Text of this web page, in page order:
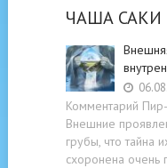
ЧАША САКИ
Комментарий
Внешние
грубы, что тайна
схоронена очень